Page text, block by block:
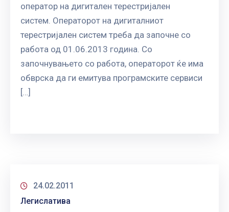
оператор на дигитален терестријален
систем. Операторот на дигиталниот
терестријален систем треба да започне со
работа од 01.06.2013 година. Со
започнувањето со работа, операторот ќе има
обврска да ги емитува програмските сервиси
[…]
24.02.2011
Легислатива